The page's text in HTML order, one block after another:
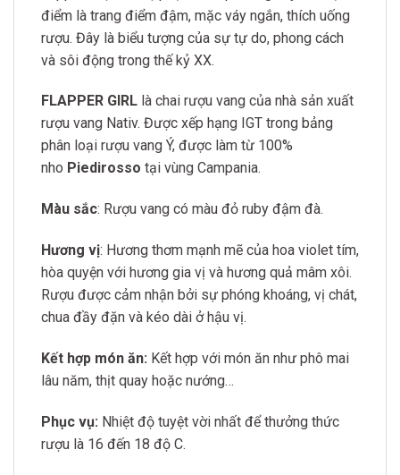
điểm là trang điểm đậm, mặc váy ngắn, thích uống
rượu. Đây là biểu tượng của sự tự do, phong cách
và sôi động trong thế kỷ XX.
FLAPPER GIRL là chai rượu vang của nhà sản xuất
rượu vang Nativ. Được xếp hạng IGT trong bảng
phân loại rượu vang Ý, được làm từ 100%
nho Piedirosso tại vùng Campania.
Màu sắc: Rượu vang có màu đỏ ruby đậm đà.
Hương vị: Hương thơm mạnh mẽ của hoa violet tím,
hòa quyện với hương gia vị và hương quả mâm xôi.
Rượu được cảm nhận bởi sự phóng khoáng, vị chát,
chua đầy đặn và kéo dài ở hậu vị.
Kết hợp món ăn: Kết hợp với món ăn như phô mai
lâu năm, thịt quay hoặc nướng…
Phục vụ: Nhiệt độ tuyệt vời nhất để thưởng thức
rượu là 16 đến 18 độ C.